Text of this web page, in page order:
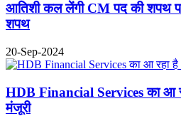
आतिशी कल लेंगी CM पद की शपथ
शपथ
20-Sep-2024
HDB Financial Services का आ
मंजूरी